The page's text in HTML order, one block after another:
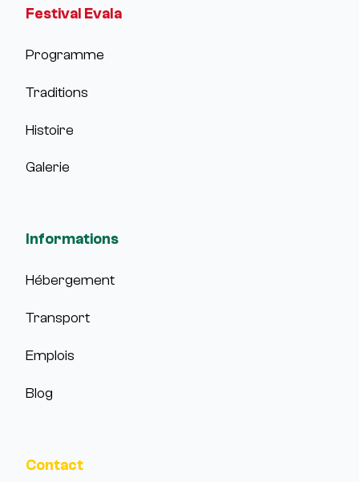
Festival Evala
Programme
Traditions
Histoire
Galerie
Informations
Hébergement
Transport
Emplois
Blog
Contact